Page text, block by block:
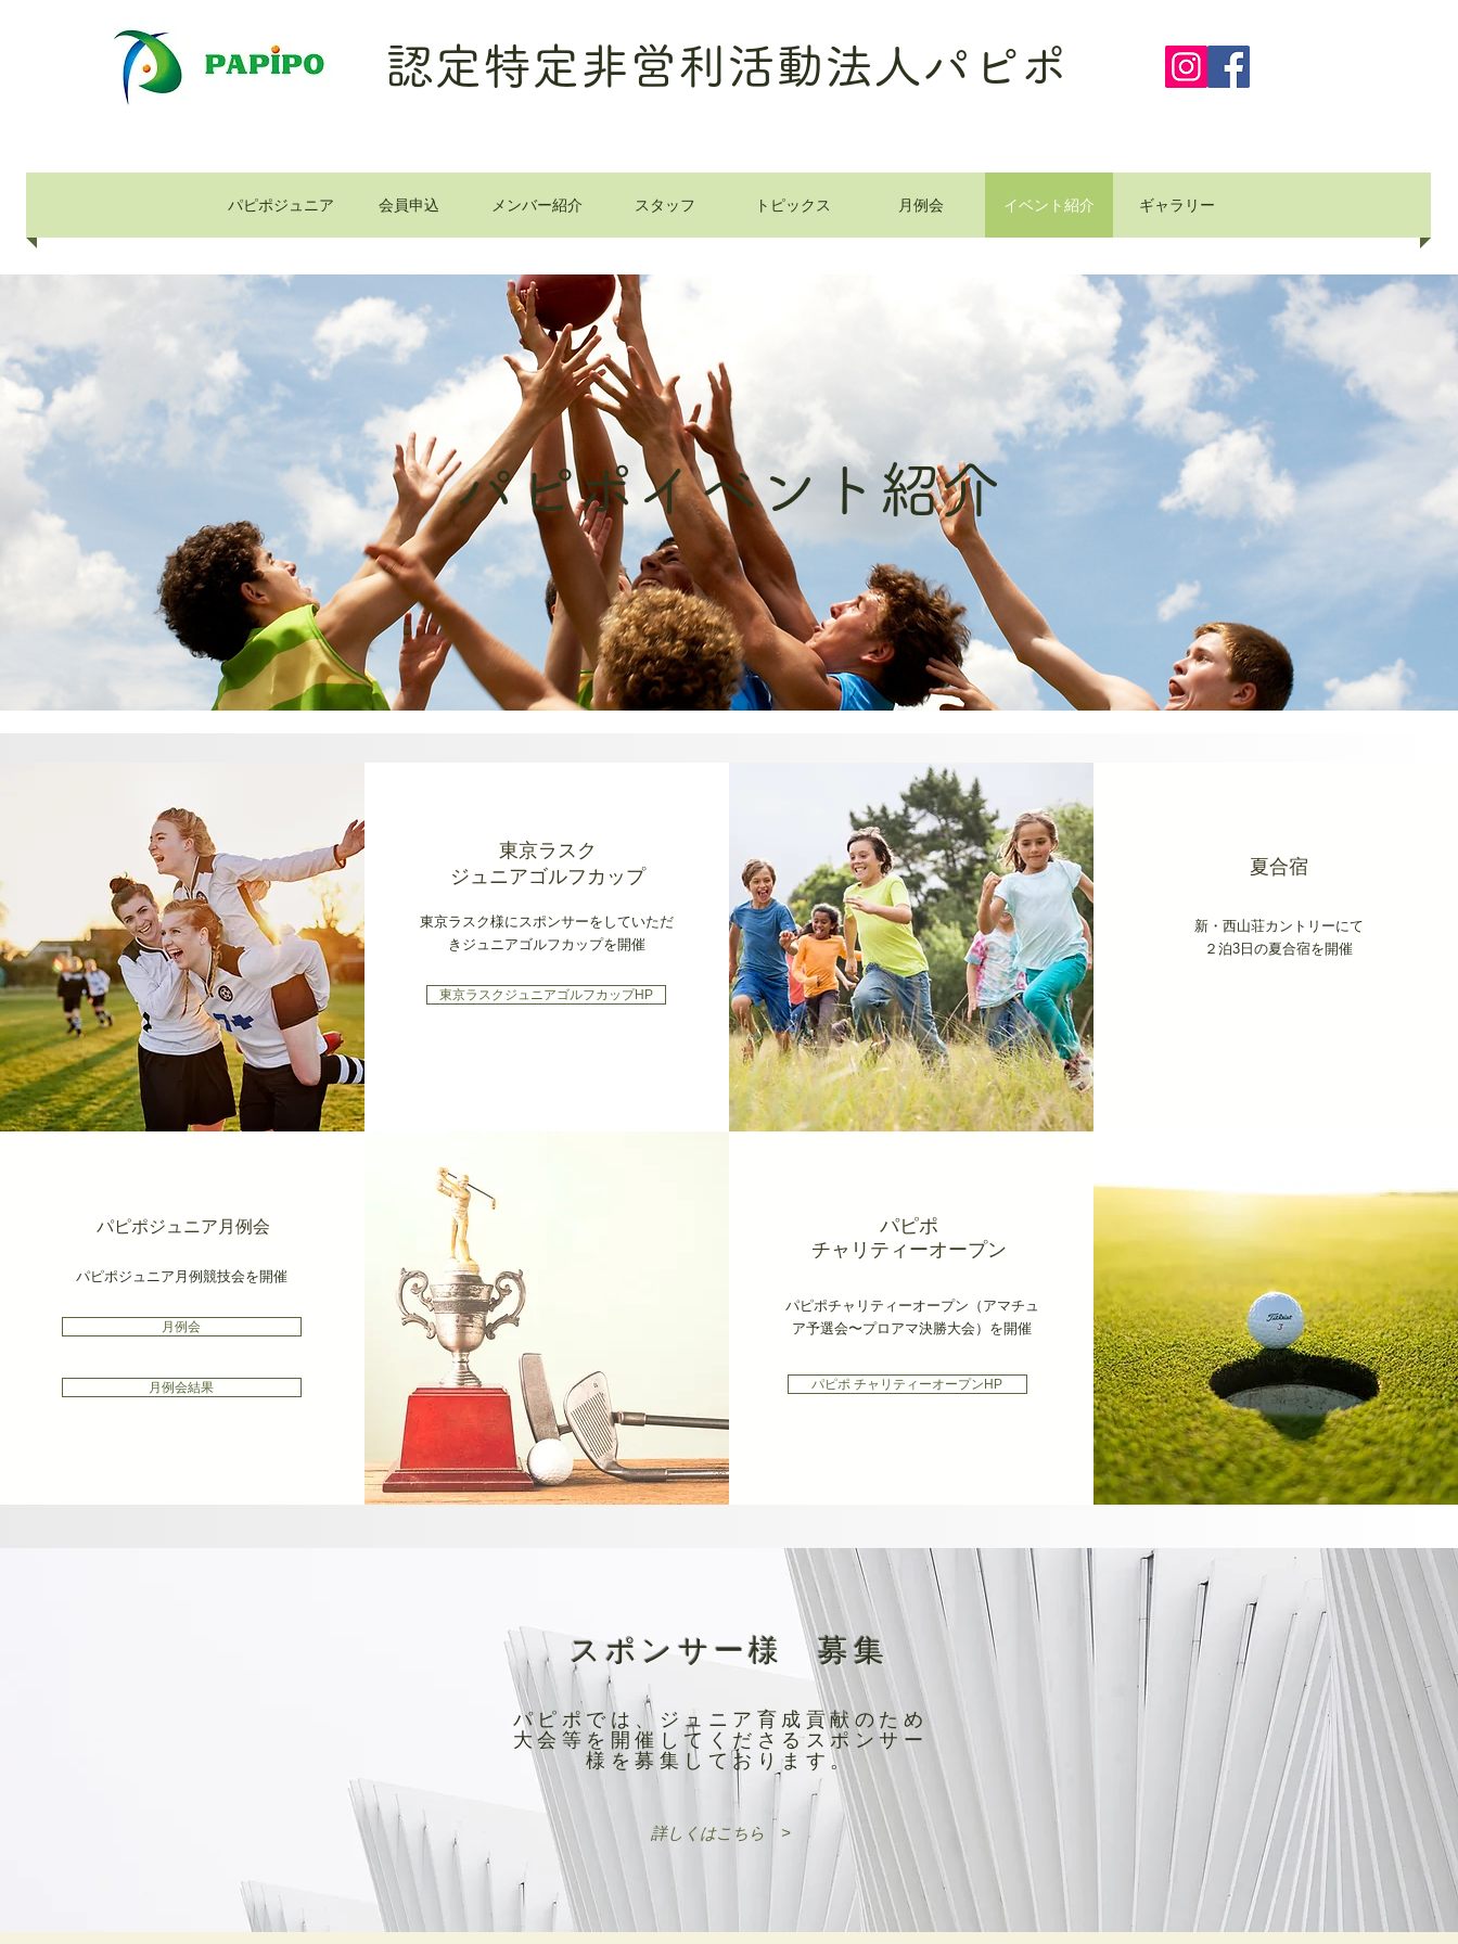
認定特定非営利活動法人パピポ
パピポジュニア 会員申込 メンバー紹介 スタッフ トピックス 月例会 イベント紹介 ギャラリー
​パピポイベント紹介
東京ラスク
ジュニアゴルフカップ
東京ラスク様にスポンサーをしていただ
きジュニアゴルフカップを開催
東京ラスクジュニアゴルフカップHP
​夏合宿
新・西山荘カントリーにて
​２泊3日の夏合宿を開催
パピポジュニア ​月例会
パピポジュニア月例競技会を開催
月例会
月例会結果
パピポ
チャリティーオープン
パピポチャリティーオープン（アマチュ
ア予選会〜プロアマ決勝大会）を開催
パピポ チャリティーオープンHP
​スポンサー様 募集
パピポでは、ジュニア育成貢献のため
大会等を開催してくださるスポンサー
様を募集しております。
詳しくはこちら >